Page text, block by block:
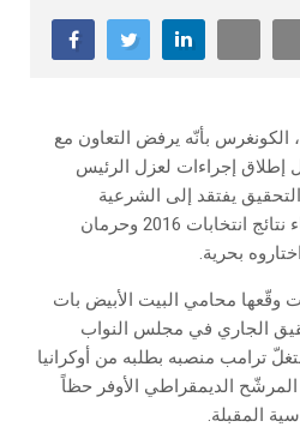
الكونغرس بأنّه يرفض التعاون مع
إطلاق إجراءات لعزل الرئيس
يفتقد إلى الشرعية
الدستورية.، وأنه محاولة لإلغاء نتائج انتخابات 2016 وحرمان
بحرية.
محامي البيت الأبيض بات
الجاري في مجلس النواب
ترامب منصبه بطلبه من أوكرانيا
الديمقراطي الأوفر حظاً
المقبلة.